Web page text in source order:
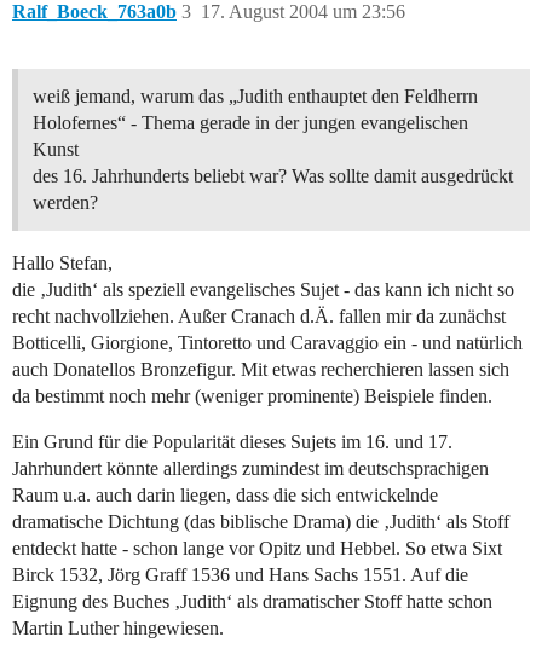
Ralf_Boeck_763a0b 17. August 2004 um 23:56
3
weiß jemand, warum das „Judith enthauptet den Feldherrn
Holofernes“ - Thema gerade in der jungen evangelischen
Kunst
des 16. Jahrhunderts beliebt war? Was sollte damit ausgedrückt
werden?
Hallo Stefan,
die ‚Judith‘ als speziell evangelisches Sujet - das kann ich nicht so
recht nachvollziehen. Außer Cranach d.Ä. fallen mir da zunächst
Botticelli, Giorgione, Tintoretto und Caravaggio ein - und natürlich
auch Donatellos Bronzefigur. Mit etwas recherchieren lassen sich
da bestimmt noch mehr (weniger prominente) Beispiele finden.
Ein Grund für die Popularität dieses Sujets im 16. und 17.
Jahrhundert könnte allerdings zumindest im deutschsprachigen
Raum u.a. auch darin liegen, dass die sich entwickelnde
dramatische Dichtung (das biblische Drama) die ‚Judith‘ als Stoff
entdeckt hatte - schon lange vor Opitz und Hebbel. So etwa Sixt
Birck 1532, Jörg Graff 1536 und Hans Sachs 1551. Auf die
Eignung des Buches ‚Judith‘ als dramatischer Stoff hatte schon
Martin Luther hingewiesen.